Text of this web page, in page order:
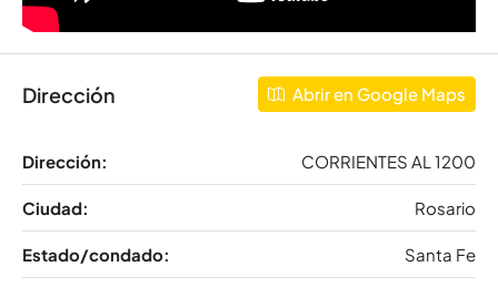
Dirección Abrir en Google Maps
Dirección: CORRIENTES AL 1200
Ciudad: Rosario
Estado/condado: Santa Fe